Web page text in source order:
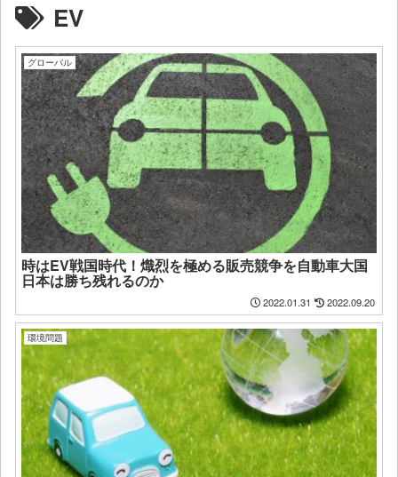
EV
グローバル
時はEV戦国時代！熾烈を極める販売競争を自動車大国
日本は勝ち残れるのか
2022.01.31 2022.09.20
環境問題